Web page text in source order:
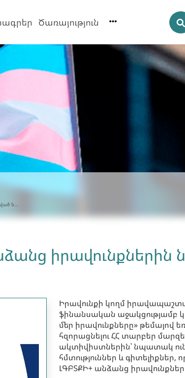
Ծառայություն
ե...
իրավունքներին
Իրավունքի կողմ
ֆինանսական աջակցությամբ
մեր իրավունքները» թեմայով
հզորացնելու ՀՀ տարբեր
ակտիվիստներին՝ նպատակ
հմտություններ և
ԼԳԲՏՔԻ+ անձանց